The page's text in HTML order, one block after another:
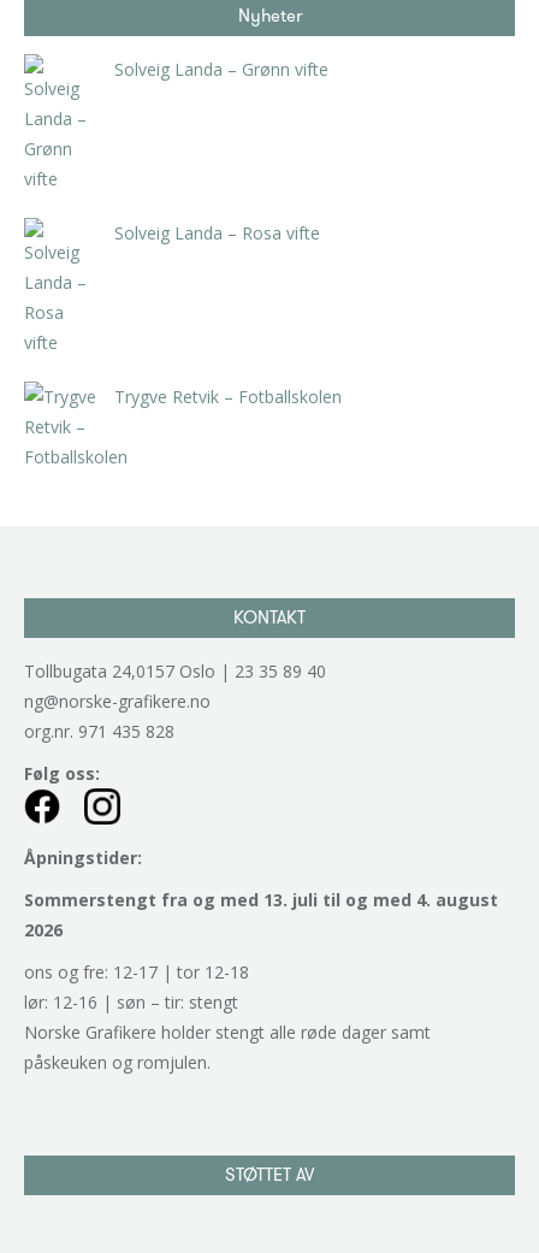
Nyheter
Solveig Landa – Grønn vifte
Solveig Landa – Rosa vifte
Trygve Retvik – Fotballskolen
KONTAKT
Tollbugata 24,0157 Oslo | 23 35 89 40
ng@norske-grafikere.no
org.nr. 971 435 828
Følg oss:
Åpningstider:
Sommerstengt fra og med 13. juli til og med 4. august
2026
ons og fre: 12-17 | tor 12-18
lør: 12-16 | søn – tir: stengt
Norske Grafikere holder stengt alle røde dager samt
påskeuken og romjulen.
STØTTET AV